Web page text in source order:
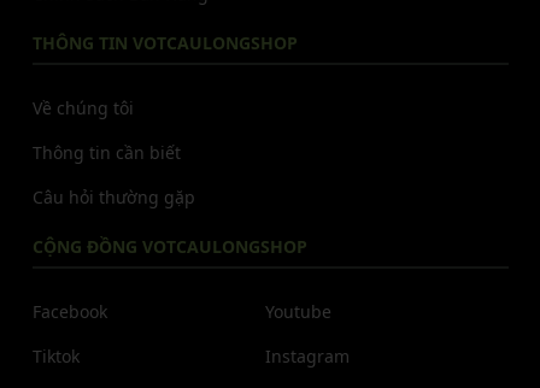
THÔNG TIN VOTCAULONGSHOP
Về chúng tôi
Thông tin cần biết
Câu hỏi thường gặp
CỘNG ĐỒNG VOTCAULONGSHOP
Facebook
Tiktok
Youtube
Instagram